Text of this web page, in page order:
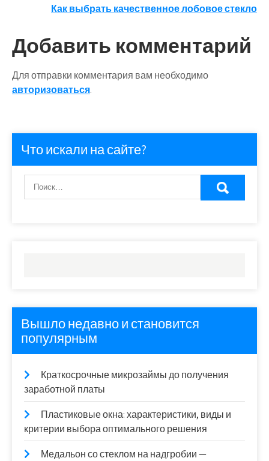
записям
Как выбрать качественное лобовое стекло
Добавить комментарий
Для отправки комментария вам необходимо
авторизоваться.
Что искали на сайте?
Вышло недавно и становится
популярным
Краткосрочные микрозаймы до получения
заработной платы
Пластиковые окна: характеристики, виды и
критерии выбора оптимального решения
Медальон со стеклом на надгробии —